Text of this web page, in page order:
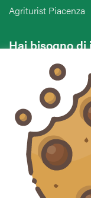
Agriturist Piacenza
Hai bisogno di
Vuoi contattarci
commento o
CONTATTACI
Seguici sui